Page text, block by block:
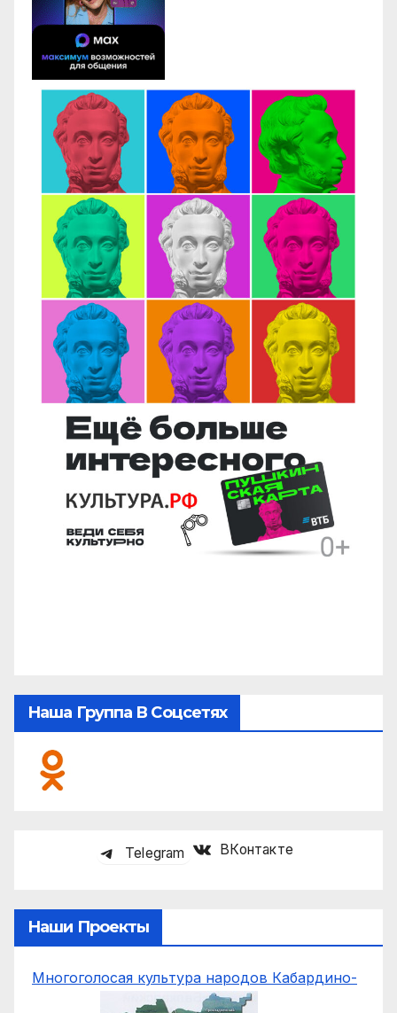
Наша Группа В Соцсетях
Telegram ВКонтакте
Наши Проекты
Многоголосая культура народов Кабардино-